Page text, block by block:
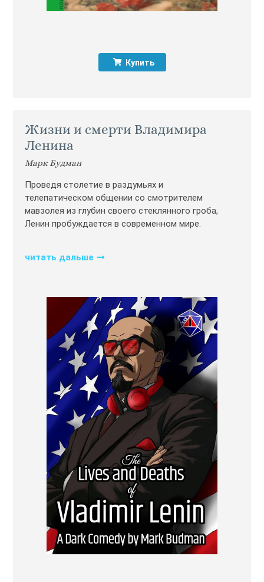
Купить
Жизни и смерти Владимира
Ленина
Марк Будман
Проведя столетие в раздумьях и
телепатическом общении со смотрителем
мавзолея из глубин своего стеклянного гроба,
Ленин пробуждается в современном мире.
читать дальше